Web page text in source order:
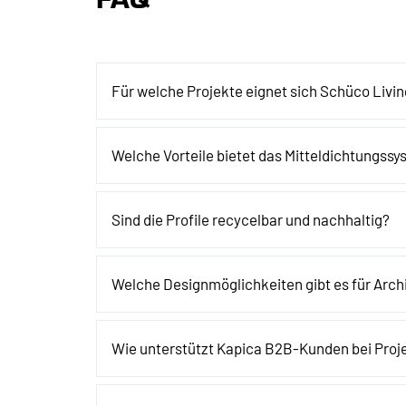
Für welche Projekte eignet sich Schüco
Welche Vorteile bietet das
Sind die Profile recycelbar und nachhaltig?
Welche Designmöglichkeiten gibt es für
Wie unterstützt Kapica B2B-Kunden bei